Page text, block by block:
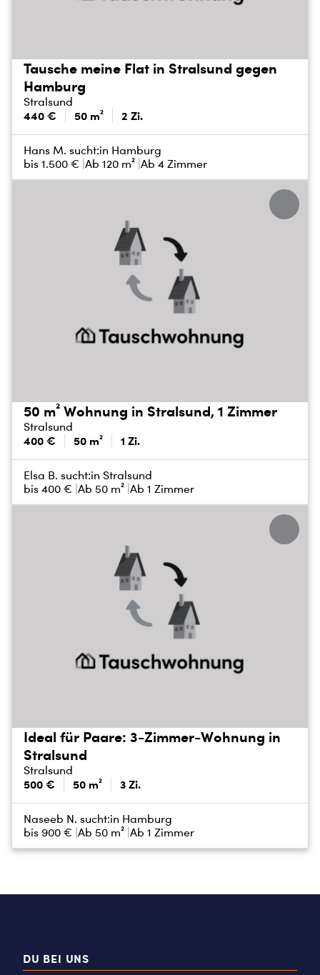
Tausche meine Flat in Stralsund gegen
Hamburg
Stralsund
440 € 50 m² 2 Zi.
Hans M. sucht:in Hamburg
bis 1.500 € Ab 120 m² Ab 4 Zimmer
50 m² Wohnung in Stralsund, 1 Zimmer
Stralsund
400 € 50 m² 1 Zi.
Elsa B. sucht:in Stralsund
bis 400 € Ab 50 m² Ab 1 Zimmer
Ideal für Paare: 3-Zimmer-Wohnung in
Stralsund
Stralsund
500 € 50 m² 3 Zi.
Naseeb N. sucht:in Hamburg
bis 900 € Ab 50 m² Ab 1 Zimmer
DU BEI UNS